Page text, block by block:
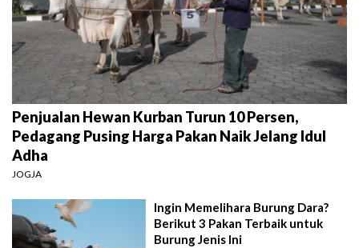
Penjualan Hewan Kurban Turun 10 Persen,
Pedagang Pusing Harga Pakan Naik Jelang Idul
Adha
JOGJA
Ingin Memelihara Burung Dara?
Berikut 3 Pakan Terbaik untuk
Burung Jenis Ini